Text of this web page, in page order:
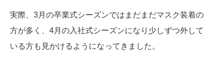
実際、3月の卒業式シーズンではまだまだマスク装着の
方が多く、4月の入社式シーズンになり少しずつ外して
いる方も見かけるようになってきました。